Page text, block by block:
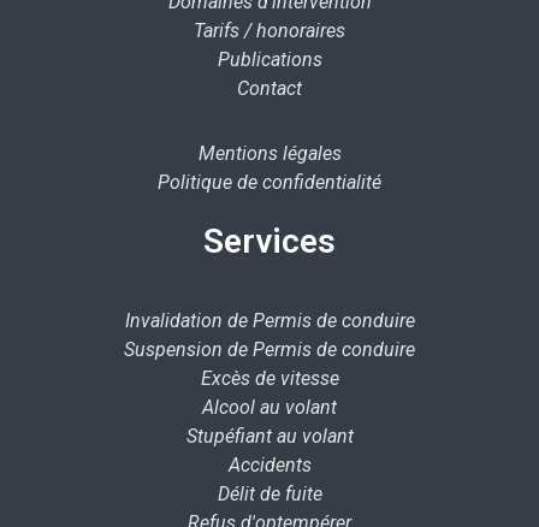
Tarifs / honoraires
Publications
Contact
Mentions légales
Politique de confidentialité
Services
Invalidation de Permis de conduire
Suspension de Permis de conduire
Excès de vitesse
Alcool au volant
Stupéfiant au volant
Accidents
Délit de fuite